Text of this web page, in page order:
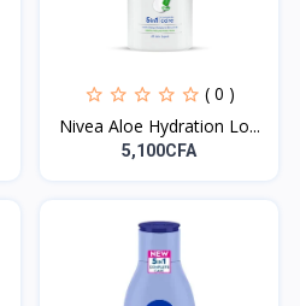
( 0 )
Nivea Aloe Hydration Lo...
5,100CFA